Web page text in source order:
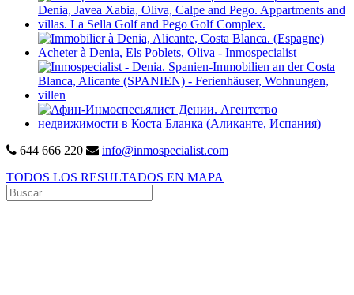
644 666 220
info@inmospecialist.com
TODOS LOS RESULTADOS EN MAPA